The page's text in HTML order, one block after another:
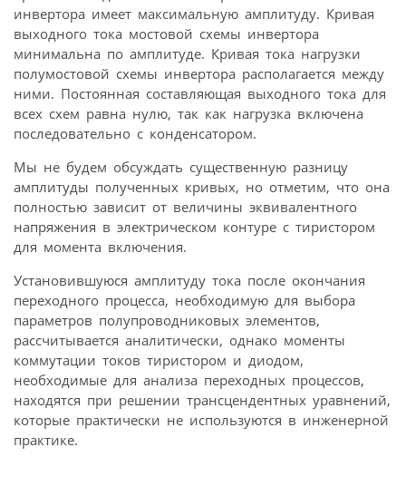
инвертора имеет максимальную амплитуду. Кривая
выходного тока мостовой схемы инвертора
минимальна по амплитуде. Кривая тока нагрузки
полумостовой схемы инвертора располагается между
ними. Постоянная составляющая выходного тока для
всех схем равна нулю, так как нагрузка включена
последовательно с конденсатором.
Мы не будем обсуждать существенную разницу
амплитуды полученных кривых, но отметим, что она
полностью зависит от величины эквивалентного
напряжения в электрическом контуре с тиристором
для момента включения.
Установившуюся амплитуду тока после окончания
переходного процесса, необходимую для выбора
параметров полупроводниковых элементов,
рассчитывается аналитически, однако моменты
коммутации токов тиристором и диодом,
необходимые для анализа переходных процессов,
находятся при решении трансцендентных уравнений,
которые практически не используются в инженерной
практике.